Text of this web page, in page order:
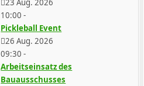
23 Aug. 2026
10:00 -
Pickleball Event
26 Aug. 2026
09:30 -
Arbeitseinsatz des
Bauausschusses